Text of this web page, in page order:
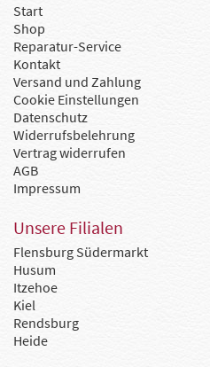
Start
Shop
Reparatur-Service
Kontakt
Versand und Zahlung
Cookie Einstellungen
Datenschutz
Widerrufsbelehrung
Vertrag widerrufen
AGB
Impressum
Unsere Filialen
Flensburg Südermarkt
Husum
Itzehoe
Kiel
Rendsburg
Heide